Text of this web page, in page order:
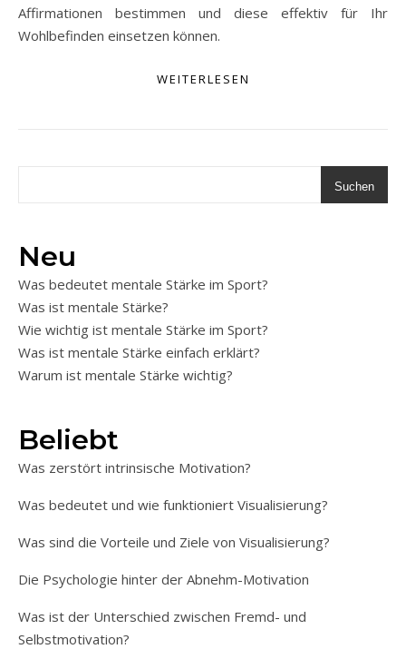
Affirmationen bestimmen und diese effektiv für Ihr
Wohlbefinden einsetzen können.
WEITERLESEN
Suchen
Neu
Was bedeutet mentale Stärke im Sport?
Was ist mentale Stärke?
Wie wichtig ist mentale Stärke im Sport?
Was ist mentale Stärke einfach erklärt?
Warum ist mentale Stärke wichtig?
Beliebt
Was zerstört intrinsische Motivation?
Was bedeutet und wie funktioniert Visualisierung?
Was sind die Vorteile und Ziele von Visualisierung?
Die Psychologie hinter der Abnehm-Motivation
Was ist der Unterschied zwischen Fremd- und
Selbstmotivation?